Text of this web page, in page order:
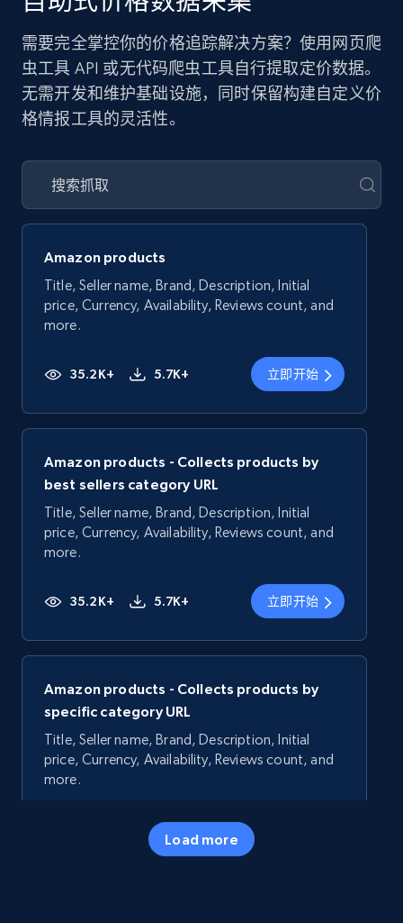
需要完全掌控你的价格追踪解决方案？使用网页爬
虫工具 API 或无代码爬虫工具自行提取定价数据。
无需开发和维护基础设施，同时保留构建自定义价
格情报工具的灵活性。
Amazon products
Title, Seller name, Brand, Description, Initial
price, Currency, Availability, Reviews count, and
more.
35.2K+ 5.7K+ 立即开始
Amazon products - Collects products by
best sellers category URL
Title, Seller name, Brand, Description, Initial
price, Currency, Availability, Reviews count, and
more.
35.2K+ 5.7K+ 立即开始
Amazon products - Collects products by
specific category URL
Title, Seller name, Brand, Description, Initial
price, Currency, Availability, Reviews count, and
more.
5.7K+
Load more